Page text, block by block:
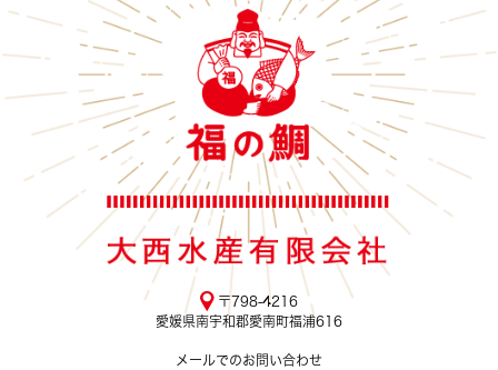
〒798-4216
愛媛県南宇和郡愛南町福浦616
メールでのお問い合わせ